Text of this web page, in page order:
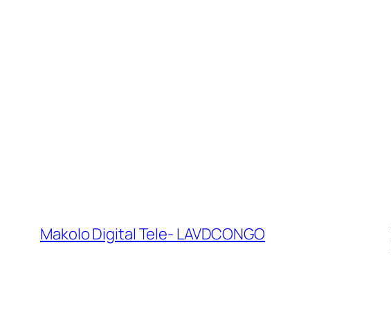
Makolo Digital Tele- LAVDCONGO